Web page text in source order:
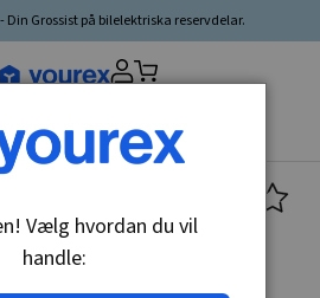
Din Grossist på bilelektriska reservdelar.
valt▼
Vælg hvordan du vil
handle: